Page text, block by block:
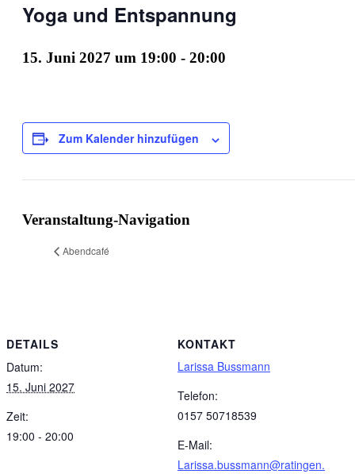
Yoga und Entspannung
15. Juni 2027 um 19:00 - 20:00
Zum Kalender hinzufügen
Veranstaltung-Navigation
Abendcafé
DETAILS
Datum:
15. Juni 2027
Zeit:
19:00 - 20:00
KONTAKT
Larissa Bussmann
Telefon:
0157 50718539
E-Mail:
Larissa.bussmann@ratingen.